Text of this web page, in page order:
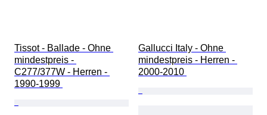
Tissot - Ballade - Ohne
mindestpreis -
C277/377W - Herren -
1990-1999
Gallucci Italy - Ohne
mindestpreis - Herren -
2000-2010